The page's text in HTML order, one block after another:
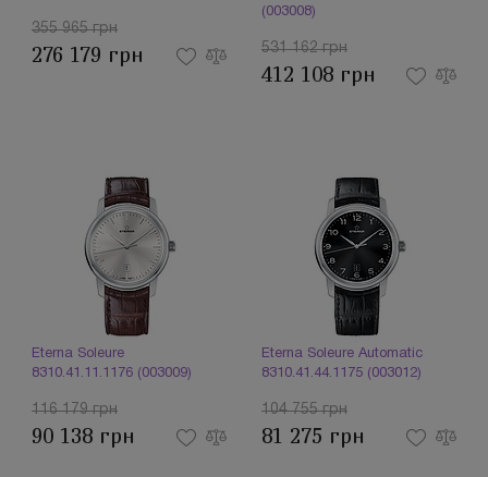
355 965 грн
276 179 грн
(003008)
531 162 грн
412 108 грн
Eterna Soleure
8310.41.11.1176 (003009)
116 179 грн
90 138 грн
Eterna Soleure Automatic
8310.41.44.1175 (003012)
104 755 грн
81 275 грн